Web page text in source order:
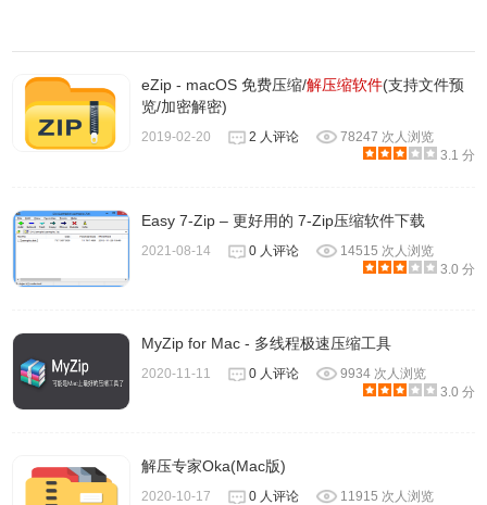
eZip - macOS 免费压缩/解压缩软件(支持文件预
览/加密解密)
2019-02-20 2 人评论
78247 次人浏览
3.1 分
Easy 7-Zip – 更好用的 7-Zip压缩软件下载
2021-08-14 0 人评论
14515 次人浏览
3.0 分
MyZip for Mac - 多线程极速压缩工具
2020-11-11 0 人评论
9934 次人浏览
3.0 分
解压专家Oka(Mac版)
2020-10-17 0 人评论
11915 次人浏览